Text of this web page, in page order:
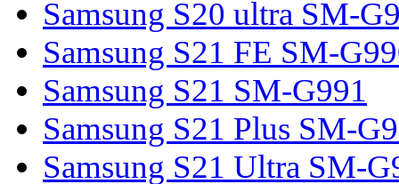
Samsung S20 ultra SM-
Samsung S21 FE SM-
Samsung S21 SM-G991
Samsung S21 Plus SM-
Samsung S21 Ultra SM-